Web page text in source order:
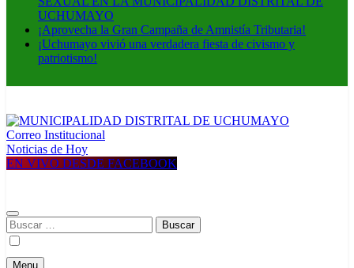
UCHUMAYO
¡Aprovecha la Gran Campaña de Amnistía Tributaria!
¡Uchumayo vivió una verdadera fiesta de civismo y
patriotismo!
MUNICIPALIDAD DISTRITAL DE UCHUMAYO
Construyendo una nueva Historia
Correo Institucional
Noticias de Hoy
EN VIVO DESDE FACEBOOK
Buscar:
Menu